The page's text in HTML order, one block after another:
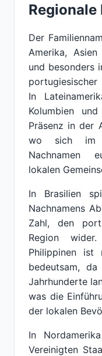
Regionale
Der
Amerika,
und besonders
portugiesischer
In
Kolumbien
Präsenz in der
wo sich im
Nachnamen
lokalen
In Brasilien
Nachnamens
Zahl, den
Region
Philippinen ist
bedeutsam,
Jahrhunderte
was die
der lokalen
In
Vereinigten